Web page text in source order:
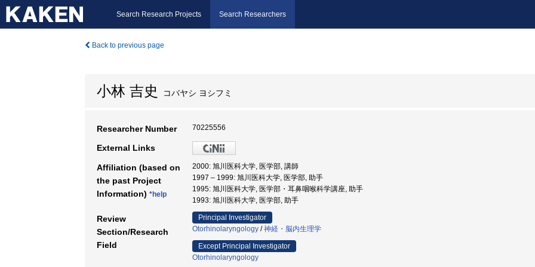
Search Research Projects Search Researchers
Back to previous page
小林 吉史 コバヤシ ヨシフミ
Researcher Number 70225556
External Links
Affiliation (based on
the past Project
Information) *help
2000: 旭川医科大学, 医学部, 講師
1997 – 1999: 旭川医科大学, 医学部, 助手
1995: 旭川医科大学, 医学部・耳鼻咽喉科学講座, 助手
1993: 旭川医科大学, 医学部, 助手
Review
Section/Research
Field
Principal Investigator
Otorhinolaryngology /神経・脳内生理学
Except Principal Investigator
Otorhinolaryngology